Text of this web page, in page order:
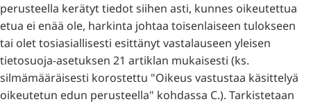
perusteella kerätyt tiedot siihen asti, kunnes oikeutettua
etua ei enää ole, harkinta johtaa toisenlaiseen tulokseen
tai olet tosiasiallisesti esittänyt vastalauseen yleisen
tietosuoja-asetuksen 21 artiklan mukaisesti (ks.
silmämääräisesti korostettu "Oikeus vastustaa käsittelyä
oikeutetun edun perusteella" kohdassa C.). Tarkistetaan